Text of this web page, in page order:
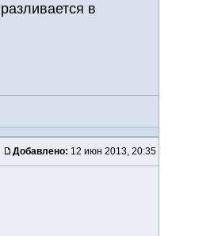
в
Добавлено: 12 июн 2013, 20:35